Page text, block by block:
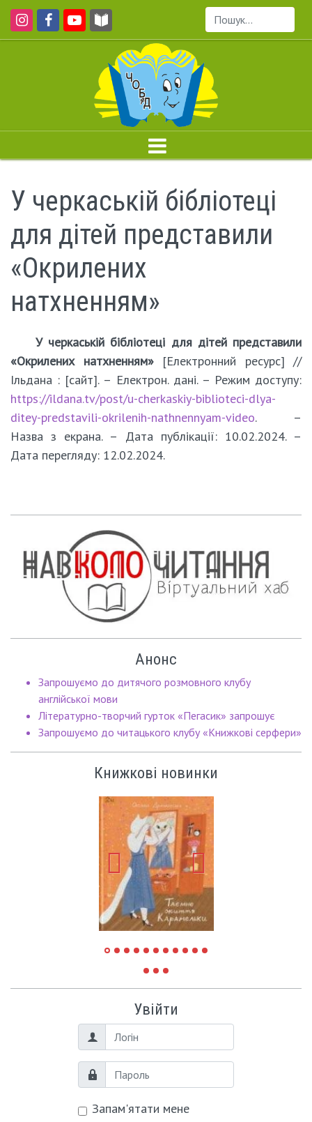
Пошук...
У черкаській бібліотеці
для дітей представили
«Окрилених
натхненням»
У черкаській бібліотеці для дітей представили
«Окрилених натхненням» [Електронний ресурс] //
Ільдана : [сайт]. – Електрон. дані. – Режим доступу:
https://ildana.tv/post/u-cherkaskiy-biblioteci-dlya-
ditey-predstavili-okrilenih-nathnennyam-video. –
Назва з екрана. – Дата публікації: 10.02.2024. –
Дата перегляду: 12.02.2024.
Анонс
Запрошуємо до дитячого розмовного клубу
англійської мови
Літературно-творчий гурток «Пегасик» запрошує
Запрошуємо до читацького клубу «Книжкові серфери»
Книжкові новинки
Увійти
Логін
Пароль
Запам'ятати мене